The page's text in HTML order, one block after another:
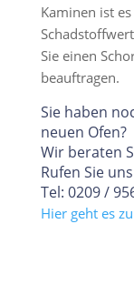
Kaminen ist
Sie einen
beauftragen.
Sie haben
neuen Ofen?
Wir beraten
Rufen Sie
Tel: 0209 /
Hier geht es